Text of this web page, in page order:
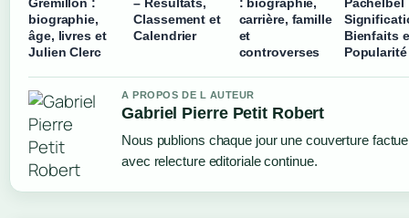
biographie,
âge, livres et
Julien Clerc
Classement et
Calendrier
carrière, famille
et
controverses
Bienfaits
Popularité
A PROPOS DE L AUTEUR
Gabriel Pierre Petit Robert
Nous publions chaque jour une couverture
avec relecture editoriale continue.